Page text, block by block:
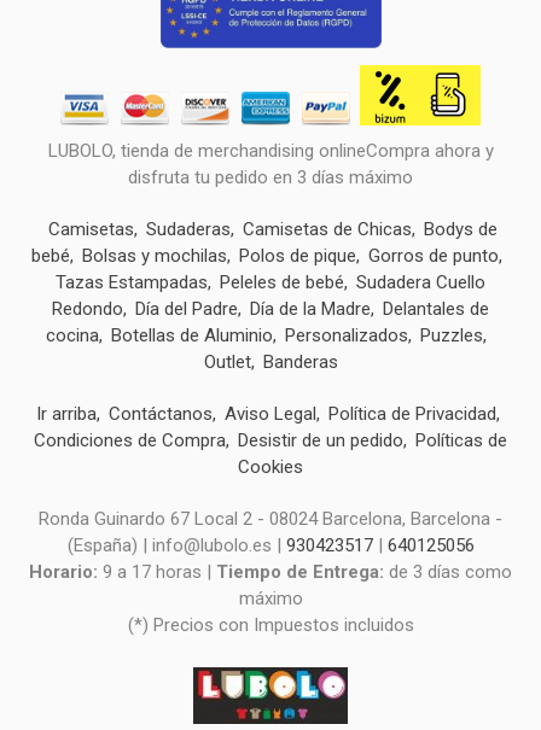
LUBOLO, tienda de merchandising onlineCompra ahora y
disfruta tu pedido en 3 días máximo
Camisetas Sudaderas Camisetas de Chicas
Bodys de
bebé
Bolsas y mochilas Polos de pique
Gorros de punto
Tazas Estampadas
Peleles de bebé
Sudadera Cuello
Redondo
Día del Padre Día de la Madre
Delantales de
cocina
Botellas de Aluminio Personalizados
Puzzles
Outlet
Banderas
Ir arriba Contáctanos Aviso Legal
Política de Privacidad
Condiciones de Compra
Desistir de un pedido
Políticas de
Cookies
Ronda Guinardo 67 Local 2 - 08024 Barcelona, Barcelona -
(España) | info@lubolo.es | 930423517| 640125056
Horario: 9 a 17 horas | Tiempo de Entrega: de 3 días como
máximo
(*) Precios con Impuestos incluidos